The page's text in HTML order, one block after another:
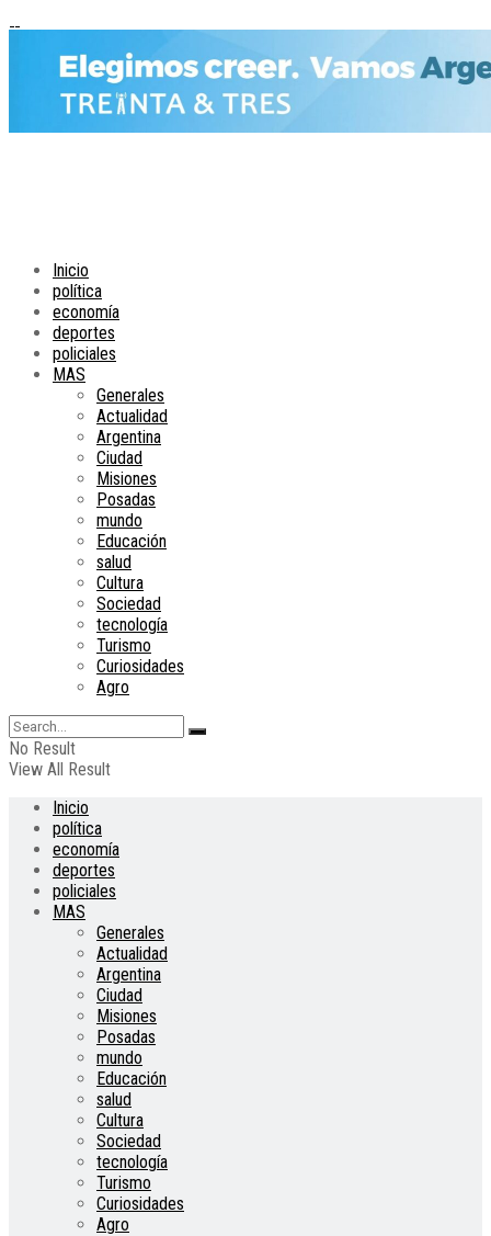
Inicio
política
economía
deportes
policiales
MAS
Generales
Actualidad
Argentina
Ciudad
Misiones
Posadas
mundo
Educación
salud
Cultura
Sociedad
tecnología
Turismo
Curiosidades
Agro
No Result
View All Result
Inicio
política
economía
deportes
policiales
MAS
Generales
Actualidad
Argentina
Ciudad
Misiones
Posadas
mundo
Educación
salud
Cultura
Sociedad
tecnología
Turismo
Curiosidades
Agro